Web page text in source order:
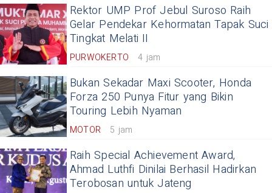
Rektor UMP Prof Jebul Suroso Raih
Gelar Pendekar Kehormatan Tapak Suci
Tingkat Melati II
PURWOKERTO 4 jam
Bukan Sekadar Maxi Scooter, Honda
Forza 250 Punya Fitur yang Bikin
Touring Lebih Nyaman
MOTOR 5 jam
Raih Special Achievement Award,
Ahmad Luthfi Dinilai Berhasil Hadirkan
Terobosan untuk Jateng